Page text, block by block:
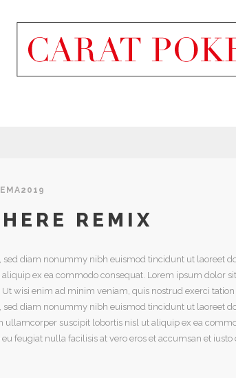
REMIX
diam nonummy nibh euismod tincidunt ut laoreet
ex ea commodo consequat. Lorem ipsum dolor
wisi enim ad minim veniam, quis nostrud exerci
diam nonummy nibh euismod tincidunt ut laoreet
suscipit lobortis nisl ut aliquip ex ea
feugiat nulla facilisis at vero eros et accumsan et